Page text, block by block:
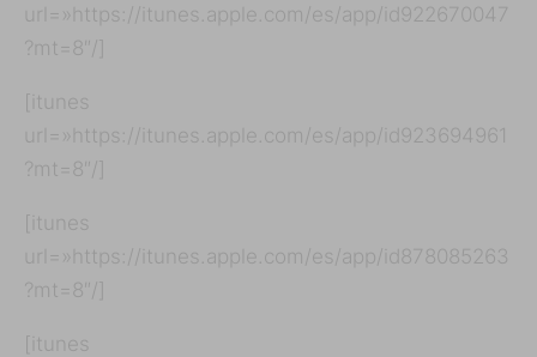
url=»https://itunes.apple.com/es/app/id922670047
?mt=8″/]
[itunes
url=»https://itunes.apple.com/es/app/id923694961
?mt=8″/]
[itunes
url=»https://itunes.apple.com/es/app/id878085263
?mt=8″/]
[itunes